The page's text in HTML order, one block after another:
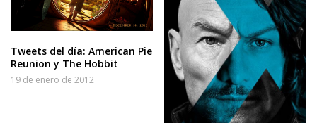
Tweets del día: American Pie
Reunion y The Hobbit
19 de enero de 2012